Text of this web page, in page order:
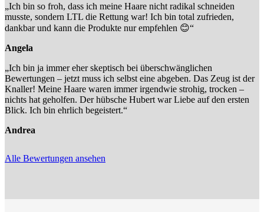
„Ich bin so froh, dass ich meine Haare nicht radikal schneiden
musste, sondern LTL die Rettung war! Ich bin total zufrieden,
dankbar und kann die Produkte nur empfehlen 😊“
Angela
„Ich bin ja immer eher skeptisch bei überschwänglichen
Bewertungen – jetzt muss ich selbst eine abgeben. Das Zeug ist der
Knaller! Meine Haare waren immer irgendwie strohig, trocken –
nichts hat geholfen. Der hübsche Hubert war Liebe auf den ersten
Blick. Ich bin ehrlich begeistert.“
Andrea
Alle Bewertungen ansehen